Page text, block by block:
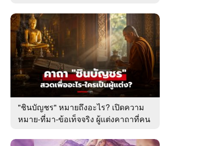
"ชินบัญชร" หมายถึงอะไร? เปิดความ
หมาย-ที่มา-ข้อเท็จจริง ผู้แต่งคาถาที่คน